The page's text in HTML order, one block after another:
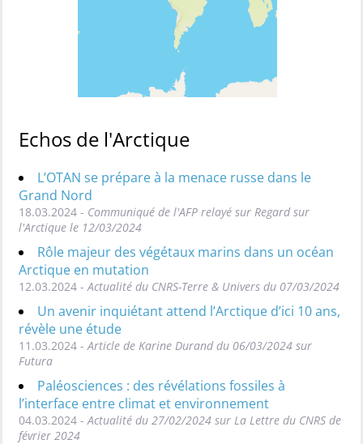
Echos de l'Arctique
L’OTAN se prépare à la menace russe dans le
Grand Nord
18.03.2024 - Communiqué de l'AFP relayé sur Regard sur
l'Arctique le 12/03/2024
Rôle majeur des végétaux marins dans un océan
Arctique en mutation
12.03.2024 - Actualité du CNRS-Terre & Univers du 07/03/2024
Un avenir inquiétant attend l’Arctique d’ici 10 ans,
révèle une étude
11.03.2024 - Article de Karine Durand du 06/03/2024 sur
Futura
Paléosciences : des révélations fossiles à
l’interface entre climat et environnement
04.03.2024 - Actualité du 27/02/2024 sur La Lettre du CNRS de
février 2024